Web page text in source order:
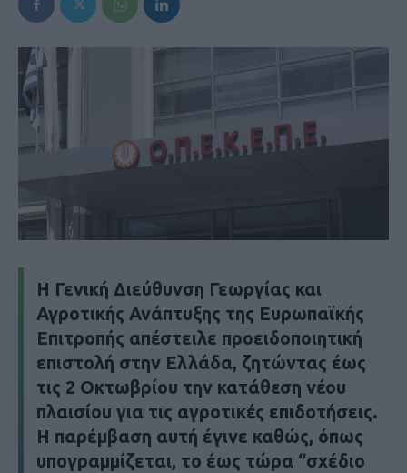
Η Γενική Διεύθυνση Γεωργίας και
Αγροτικής Ανάπτυξης της Ευρωπαϊκής
Επιτροπής απέστειλε προειδοποιητική
επιστολή στην Ελλάδα, ζητώντας έως
τις 2 Οκτωβρίου την κατάθεση νέου
πλαισίου για τις αγροτικές επιδοτήσεις.
Η παρέμβαση αυτή έγινε καθώς, όπως
υπογραμμίζεται, το έως τώρα “σχέδιο